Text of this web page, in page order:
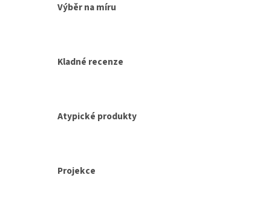
Výběr na míru
Kladné recenze
Atypické produkty
Projekce